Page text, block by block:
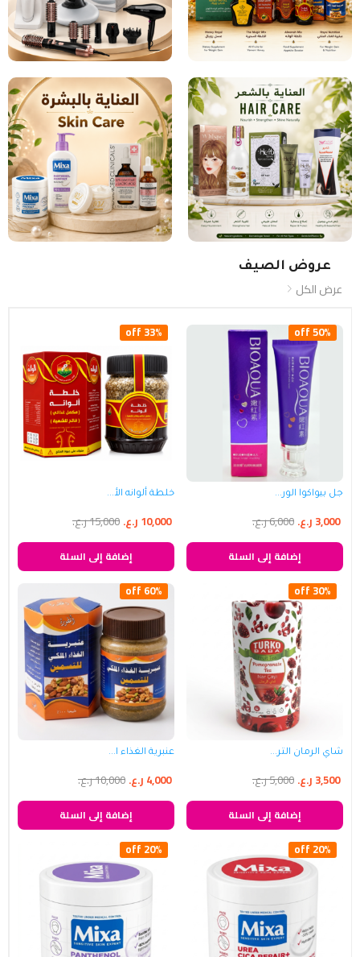
عروض الصيف
عرض الكل
50% off
جل بيواكوا الور...
6,000ر.ع. 3,000 ر.ع.
إضافة إلى السلة
33% off
خلطة ألوانه الأ...
15,000ر.ع. 10,000 ر.ع.
إضافة إلى السلة
30% off
شاي الرمان التر...
5,000ر.ع. 3,500 ر.ع.
إضافة إلى السلة
60% off
عنبرية الغذاء ا...
10,000ر.ع. 4,000 ر.ع.
إضافة إلى السلة
20% off
20% off